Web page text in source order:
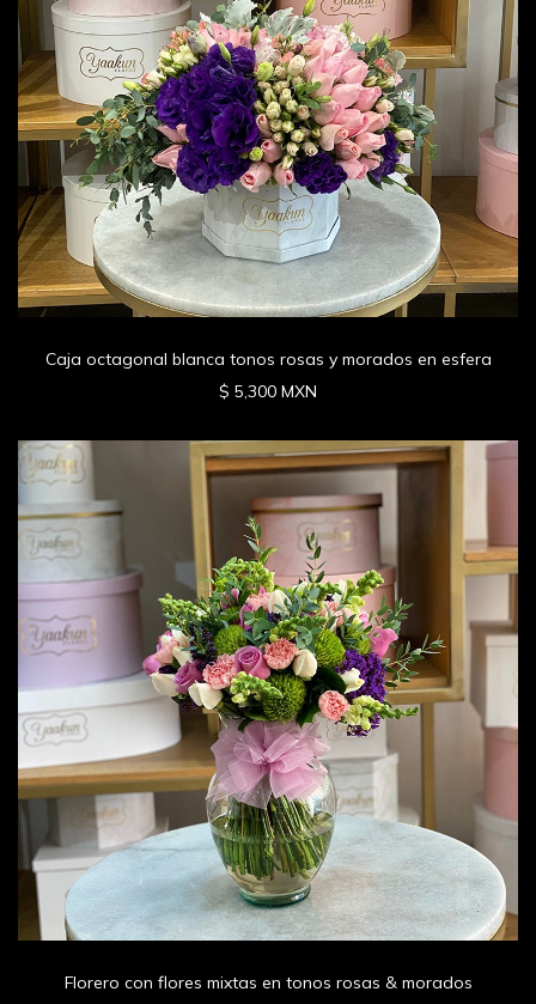
Caja octagonal blanca tonos rosas y morados en esfera
$ 5,300 MXN
Florero con flores mixtas en tonos rosas & morados